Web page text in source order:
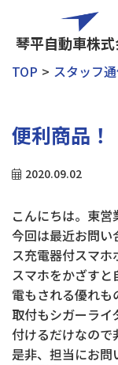
琴平自動車株
TOP スタッフ
便利商品！
2020.09.02
こんにちは。東営
今回は最近お問い
ス充電器付スマホ
スマホをかざす
電もされる優れも
取付もシガーライ
付けるだけなので
是非、担当にお問